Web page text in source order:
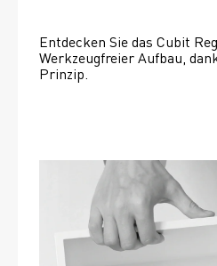
Entdecken Sie das Cubit
Werkzeugfreier Aufbau,
Prinzip.